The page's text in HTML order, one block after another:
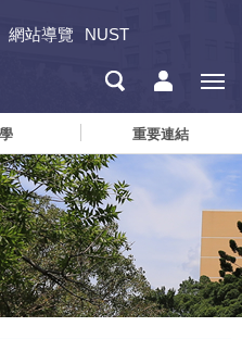
網站導覽 NUST
重要連結